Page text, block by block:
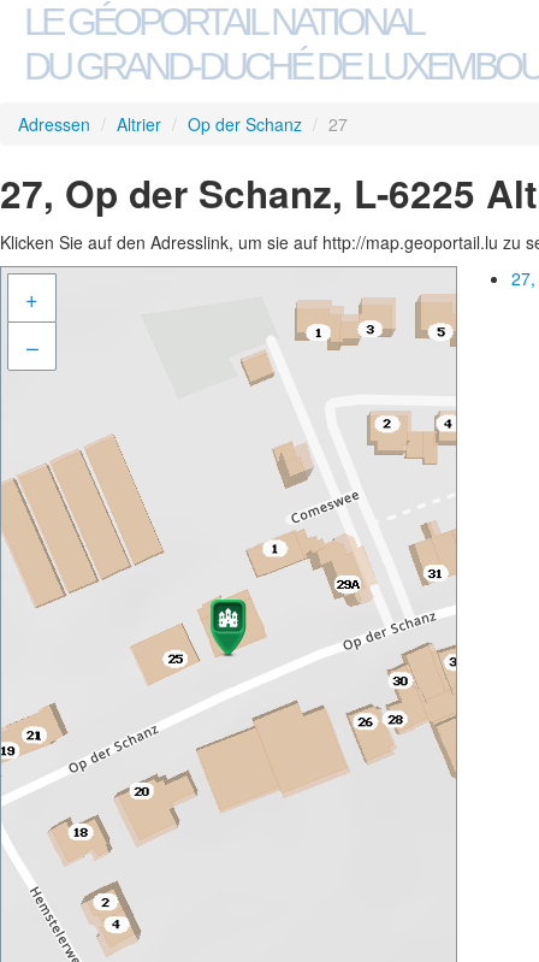
LE GÉOPORTAIL NATIONAL
DU GRAND-DUCHÉ DE
Adressen / Altrier / Op der Schanz / 27
27, Op der Schanz, L-6225
Klicken Sie auf den Adresslink, um sie auf http://map.geoportail.lu zu
+
–